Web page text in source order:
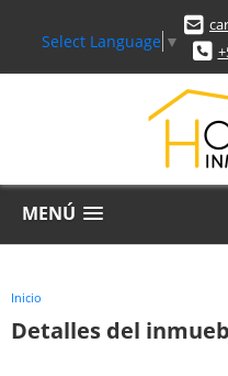
Select Language ▼
MENÚ
Inicio
Detalles del